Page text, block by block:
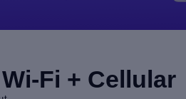
Fi + Cellular